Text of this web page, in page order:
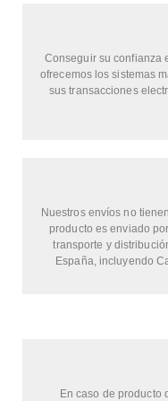
Conseguir su confianza
ofrecemos los sistemas
sus transacciones
Nuestros envíos no
producto es enviado
transporte y
España, incluyendo
En caso de producto